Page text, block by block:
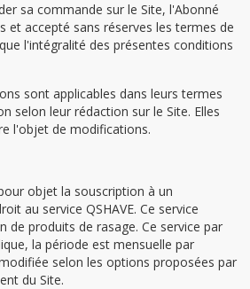
sa commande sur le Site, l'Abonné
et accepté sans réserves les termes de
l'intégralité des présentes conditions
sont applicables dans leurs termes
selon leur rédaction sur le Site. Elles
l'objet de modifications.
objet la souscription à un
au service QSHAVE. Ce service
de produits de rasage. Ce service par
la période est mensuelle par
selon les options proposées par
du Site.